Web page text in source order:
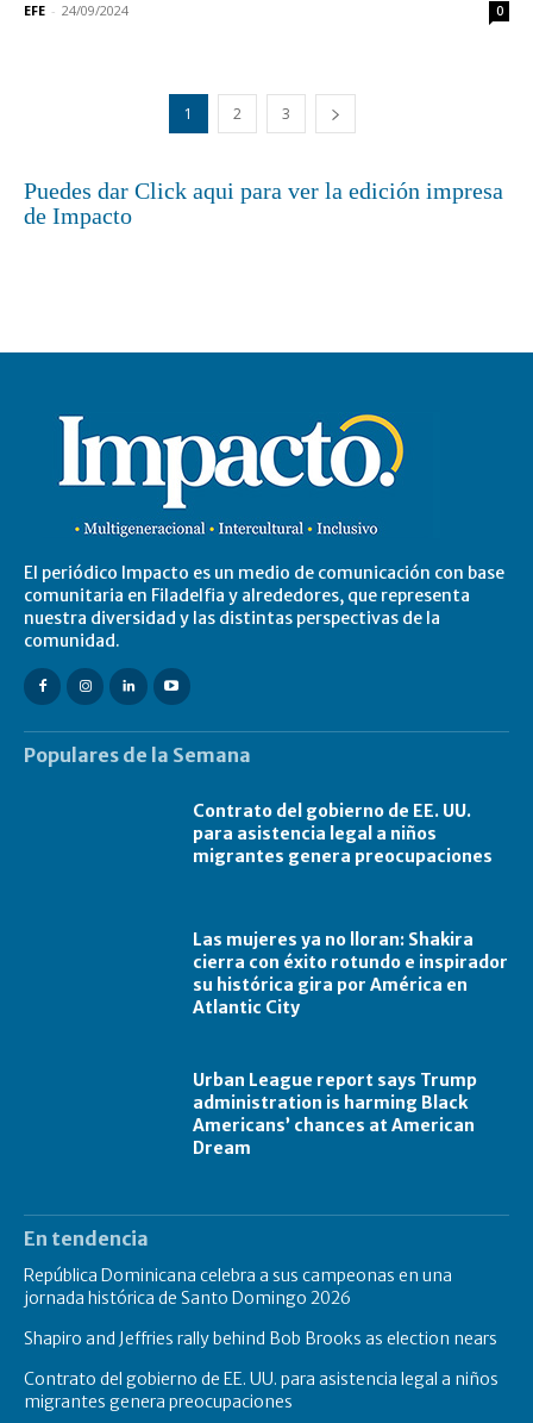
EFE - 24/09/2024 0
1 2 3
Puedes dar Click aqui para ver la edición impresa
de Impacto
El periódico Impacto es un medio de comunicación con base
comunitaria en Filadelfia y alrededores, que representa
nuestra diversidad y las distintas perspectivas de la
comunidad.
Populares de la Semana
Contrato del gobierno de EE. UU.
para asistencia legal a niños
migrantes genera preocupaciones
Las mujeres ya no lloran: Shakira
cierra con éxito rotundo e inspirador
su histórica gira por América en
Atlantic City
Urban League report says Trump
administration is harming Black
Americans’ chances at American
Dream
En tendencia
República Dominicana celebra a sus campeonas en una
jornada histórica de Santo Domingo 2026
Shapiro and Jeffries rally behind Bob Brooks as election nears
Contrato del gobierno de EE. UU. para asistencia legal a niños
migrantes genera preocupaciones